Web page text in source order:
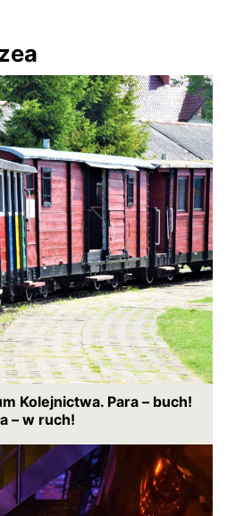
Kolejnictwa. Para – buch!
– w ruch!